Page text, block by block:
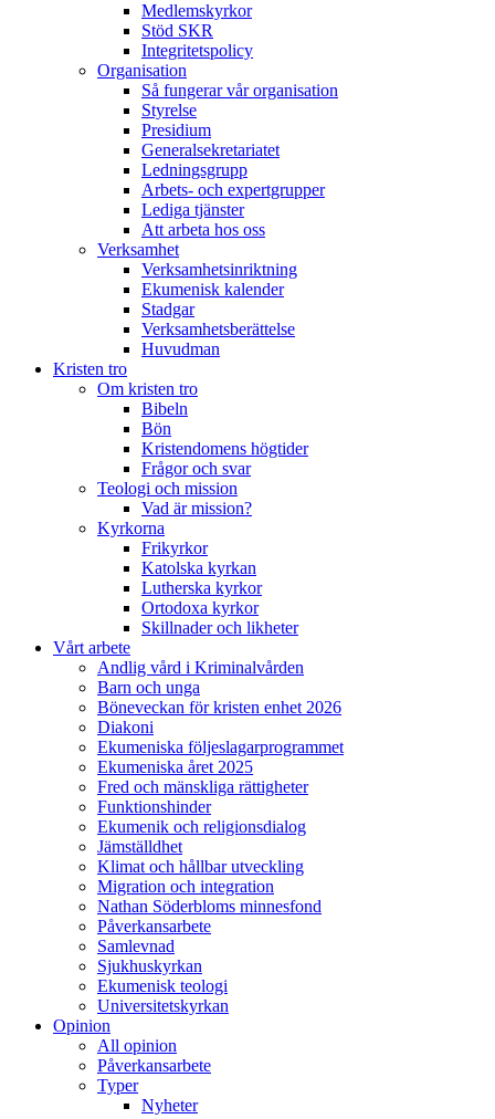
Medlemskyrkor
Stöd SKR
Integritetspolicy
Organisation
Så fungerar vår organisation
Styrelse
Presidium
Generalsekretariatet
Ledningsgrupp
Arbets- och expertgrupper
Lediga tjänster
Att arbeta hos oss
Verksamhet
Verksamhetsinriktning
Ekumenisk kalender
Stadgar
Verksamhetsberättelse
Huvudman
Kristen tro
Om kristen tro
Bibeln
Bön
Kristendomens högtider
Frågor och svar
Teologi och mission
Vad är mission?
Kyrkorna
Frikyrkor
Katolska kyrkan
Lutherska kyrkor
Ortodoxa kyrkor
Skillnader och likheter
Vårt arbete
Andlig vård i Kriminalvården
Barn och unga
Böneveckan för kristen enhet 2026
Diakoni
Ekumeniska följeslagarprogrammet
Ekumeniska året 2025
Fred och mänskliga rättigheter
Funktionshinder
Ekumenik och religionsdialog
Jämställdhet
Klimat och hållbar utveckling
Migration och integration
Nathan Söderbloms minnesfond
Påverkansarbete
Samlevnad
Sjukhuskyrkan
Ekumenisk teologi
Universitetskyrkan
Opinion
All opinion
Påverkansarbete
Typer
Nyheter